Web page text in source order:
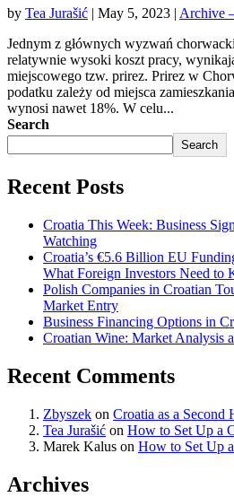
by Tea Jurašić | May 5, 2023 | Archive
Jednym z głównych wyzwań
relatywnie wysoki koszt pracy,
miejscowego tzw. prirez. Prirez w
podatku zależy od miejsca
wynosi nawet 18%. W celu...
Search
Search
Recent Posts
Croatia This Week: Business
Watching
Croatia’s €5.6 Billion EU
What Foreign Investors Need to
Polish Companies in Croatian
Market Entry
Business Financing Options in
Croatian Wine: Market Analysis
Recent Comments
Zbyszek on Croatia as a Second
Tea Jurašić on How to Set Up a
Marek Kalus on How to Set Up
Archives